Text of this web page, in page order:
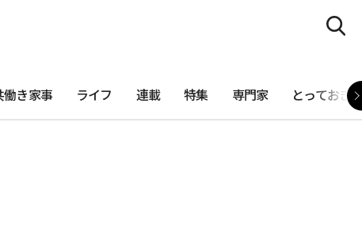
働き家事 ライフ 連載 特集 専門家 とっておき